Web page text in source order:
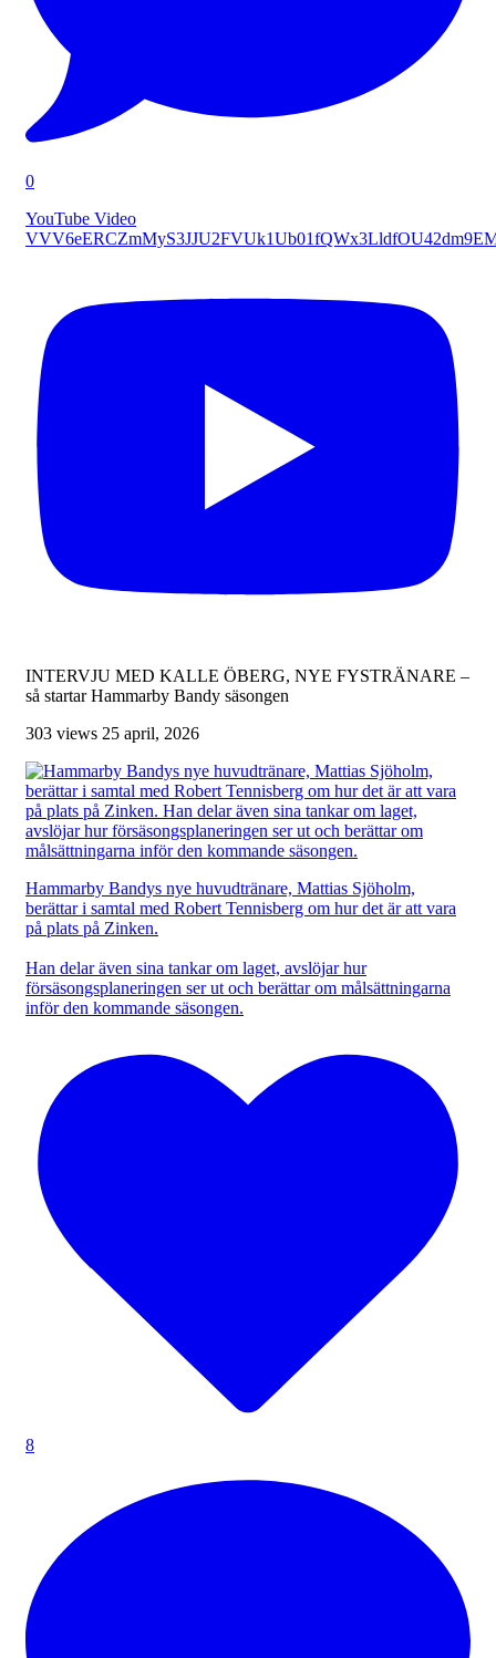
0
YouTube Video
INTERVJU MED KALLE ÖBERG, NYE FYSTRÄNARE –
så startar Hammarby Bandy säsongen
303 views 25 april, 2026
Hammarby Bandys nye huvudtränare, Mattias Sjöholm,
berättar i samtal med Robert Tennisberg om hur det är att vara
på plats på Zinken.
Han delar även sina tankar om laget, avslöjar hur
försäsongsplaneringen ser ut och berättar om målsättningarna
inför den kommande säsongen.
8